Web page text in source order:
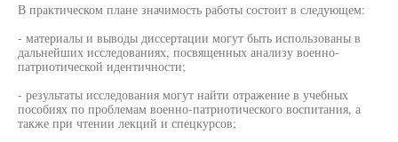
В практическом плане значимость работы состоит в следующем:
- материалы и выводы диссертации могут быть использованы в
дальнейших исследованиях, посвященных анализу военно-
патриотической идентичности;
- результаты исследования могут найти отражение в учебных
пособиях по проблемам военно-патриотического воспитания, а
также при чтении лекций и спецкурсов;